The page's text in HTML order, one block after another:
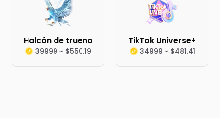
Halcón de trueno
39999 ~ $550.19
TikTok Universe+
34999 ~ $481.41